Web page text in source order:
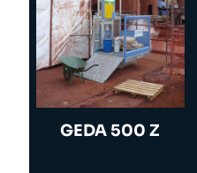
GEDA 500 Z